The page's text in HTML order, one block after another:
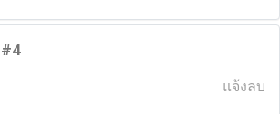
#4
แจ้งลบ